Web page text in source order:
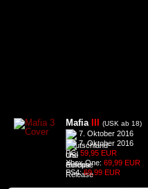
Mafia (USK ab 18)
7. Oktober 2016
7. Oktober 2016
PC: 59,95 EUR
Xbox One: 69,99 EUR
PS4:69,99 EUR